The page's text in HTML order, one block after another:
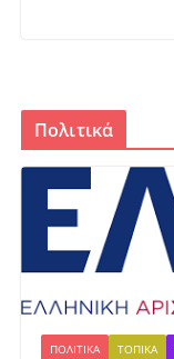
Πολιτικά
ΠΟΛΙΤΙΚΆ ΤΟΠΙΚΆ